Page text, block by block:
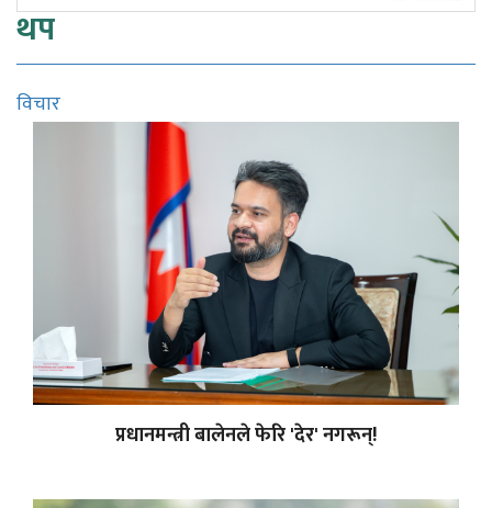
थप
विचार
प्रधानमन्त्री बालेनले फेरि 'देर' नगरून्!